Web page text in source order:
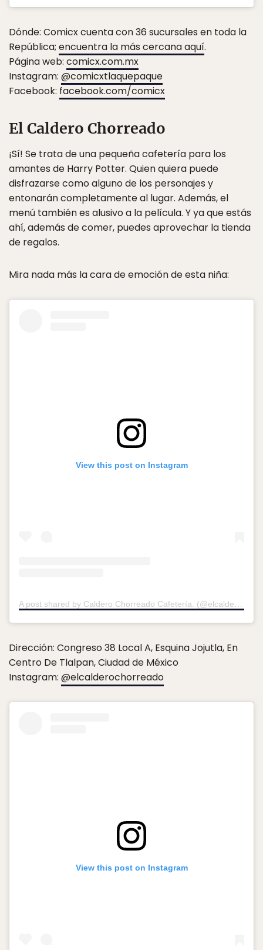
Dónde: Comicx cuenta con 36 sucursales en toda la
República; encuentra la más cercana aquí.
Página web: comicx.com.mx
Instagram: @comicxtlaquepaque
Facebook: facebook.com/comicx
El Caldero Chorreado
¡Sí! Se trata de una pequeña cafetería para los
amantes de Harry Potter. Quien quiera puede
disfrazarse como alguno de los personajes y
entonarán completamente al lugar. Además, el
menú también es alusivo a la película. Y ya que estás
ahí, además de comer, puedes aprovechar la tienda
de regalos.
Mira nada más la cara de emoción de esta niña:
View this post on Instagram
A post shared by Caldero Chorreado Cafetería. (@elcalderochorreado)
Dirección: Congreso 38 Local A, Esquina Jojutla, En
Centro De Tlalpan, Ciudad de México
Instagram: @elcalderochorreado
View this post on Instagram